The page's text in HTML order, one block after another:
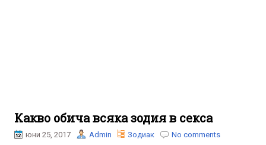
Какво обича всяка зодия в секса
юни 25, 2017 Admin Зодиак No comments